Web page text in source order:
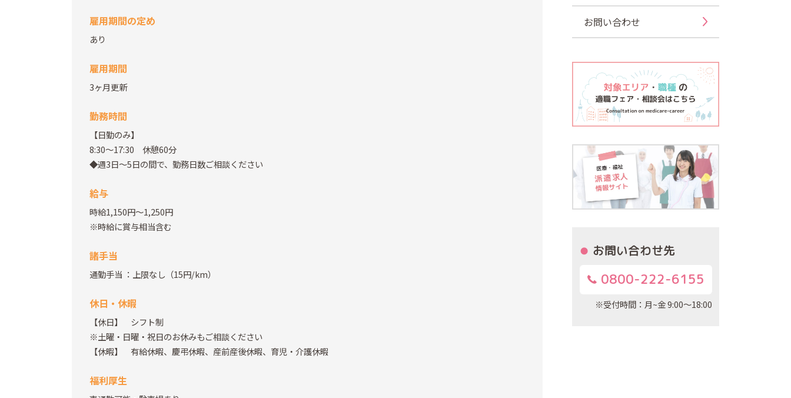
雇用期間の定め
あり
雇用期間
3ヶ月更新
勤務時間
【日勤のみ】
8:30～17:30 休憩60分
◆週3日～5日の間で、勤務日数ご相談ください
給与
時給1,150円～1,250円
※時給に賞与相当含む
諸手当
通勤手当 ：上限なし（15円/km）
休日・休暇
【休日】 シフト制
※土曜・日曜・祝日のお休みもご相談ください
【休暇】 有給休暇、慶弔休暇、産前産後休暇、育児・介護休暇
福利厚生
お問い合わせ
お問い合わせ先
0800-222-6155
※受付時間：月~金 9:00～18:00